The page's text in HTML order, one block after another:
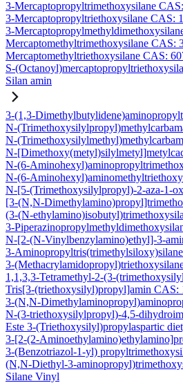
3-Mercaptopropyltrimethoxysilane
3-Mercaptopropyltriethoxysilane CAS:
3-
Mercaptomethyltrimethoxysilane CAS:
Mercaptomethyltriethoxysilane CAS:
S-
Silan amin
3-(1,3-
N-
N-
N-
N-(6-
N-(6-
N-[5-(Trimethoxysilylpropyl)-2-aza-1-
[3-(N,N-
(3-(N-
3-
N-[2-(N-Vinylbenzylamino)ethyl]-3-
3-
3-
1,1,3,3-Tetramethyl-2-(3-
Tris[3-(triethoxysilyl)propyl]amin CAS:
3-(N,N-
N-(3-triethoxysilylpropyl)-4,5-
Este 3-(Triethoxysilyl)propylaspartic
3-[2-(2-
3-(Benzotriazol-1-yl)
(N,N-Diethyl-3-
Silane Vinyl